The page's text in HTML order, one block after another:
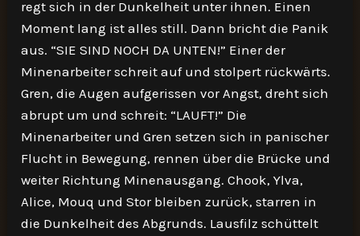
regt sich in der Dunkelheit unter ihnen. Einen
Moment lang ist alles still. Dann bricht die Panik
aus. “SIE SIND NOCH DA UNTEN!” Einer der
Minenarbeiter schreit auf und stolpert rückwärts.
Gren, die Augen aufgerissen vor Angst, dreht sich
abrupt um und schreit: “LAUFT!” Die
Minenarbeiter und Gren setzen sich in panischer
Flucht in Bewegung, rennen über die Brücke und
weiter Richtung Minenausgang. Chook, Ylva,
Alice, Mouq und Stor bleiben zurück, starren in
die Dunkelheit des Abgrunds. Lausfilz schüttelt